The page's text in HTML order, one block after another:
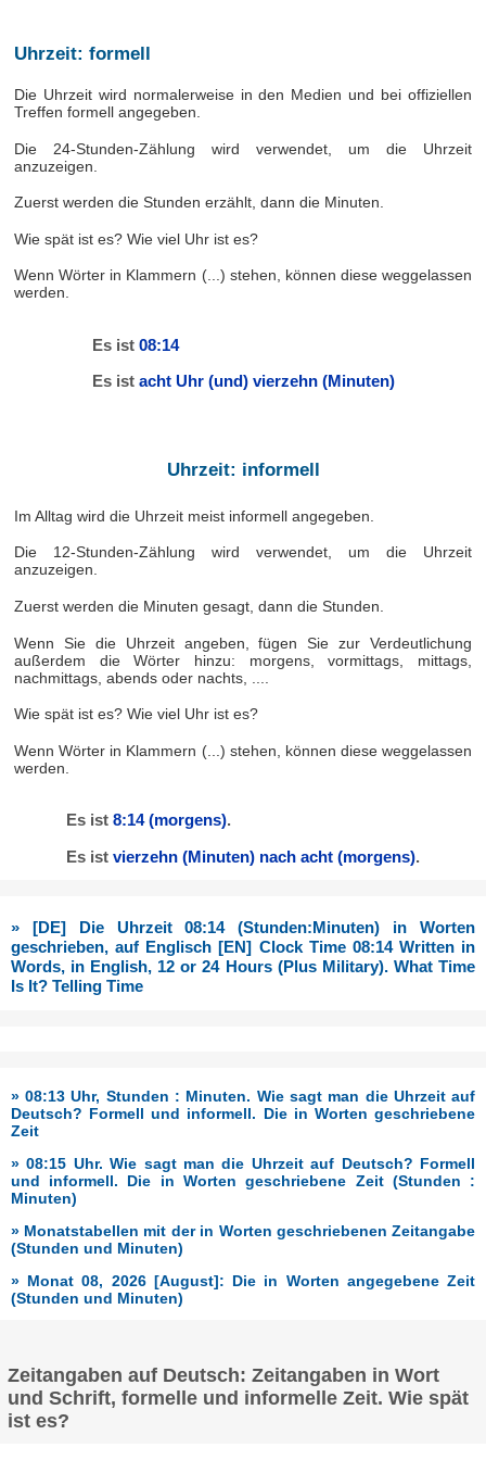
Uhrzeit: formell
Die Uhrzeit wird normalerweise in den Medien und bei offiziellen
Treffen formell angegeben.
Die 24-Stunden-Zählung wird verwendet, um die Uhrzeit
anzuzeigen.
Zuerst werden die Stunden erzählt, dann die Minuten.
Wie spät ist es? Wie viel Uhr ist es?
Wenn Wörter in Klammern (...) stehen, können diese weggelassen
werden.
Es ist 08:14
Es ist acht Uhr (und) vierzehn (Minuten)
Uhrzeit: informell
Im Alltag wird die Uhrzeit meist informell angegeben.
Die 12-Stunden-Zählung wird verwendet, um die Uhrzeit
anzuzeigen.
Zuerst werden die Minuten gesagt, dann die Stunden.
Wenn Sie die Uhrzeit angeben, fügen Sie zur Verdeutlichung
außerdem die Wörter hinzu: morgens, vormittags, mittags,
nachmittags, abends oder nachts, ....
Wie spät ist es? Wie viel Uhr ist es?
Wenn Wörter in Klammern (...) stehen, können diese weggelassen
werden.
Es ist 8:14 (morgens).
Es ist vierzehn (Minuten) nach acht (morgens).
» [DE] Die Uhrzeit 08:14 (Stunden:Minuten) in Worten
geschrieben, auf Englisch [EN] Clock Time 08:14 Written in
Words, in English, 12 or 24 Hours (Plus Military). What Time
Is It? Telling Time
» 08:13 Uhr, Stunden : Minuten. Wie sagt man die Uhrzeit auf
Deutsch? Formell und informell. Die in Worten geschriebene
Zeit
» 08:15 Uhr. Wie sagt man die Uhrzeit auf Deutsch? Formell
und informell. Die in Worten geschriebene Zeit (Stunden :
Minuten)
» Monatstabellen mit der in Worten geschriebenen Zeitangabe
(Stunden und Minuten)
» Monat 08, 2026 [August]: Die in Worten angegebene Zeit
(Stunden und Minuten)
Zeitangaben auf Deutsch: Zeitangaben in Wort
und Schrift, formelle und informelle Zeit. Wie spät
ist es?